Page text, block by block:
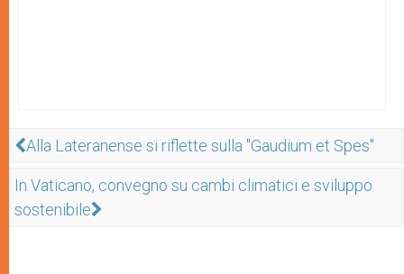
Alla Lateranense si riflette sulla "Gaudium et Spes"
In Vaticano, convegno su cambi climatici e sviluppo
sostenibile